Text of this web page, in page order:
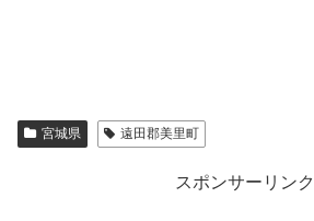
宮城県 遠田郡美里町
スポンサーリンク